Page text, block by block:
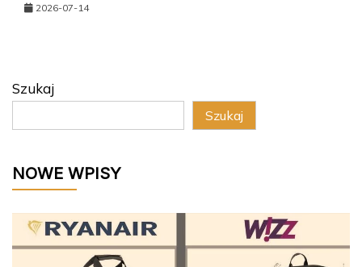
2026-07-14
Szukaj
Szukaj
NOWE WPISY